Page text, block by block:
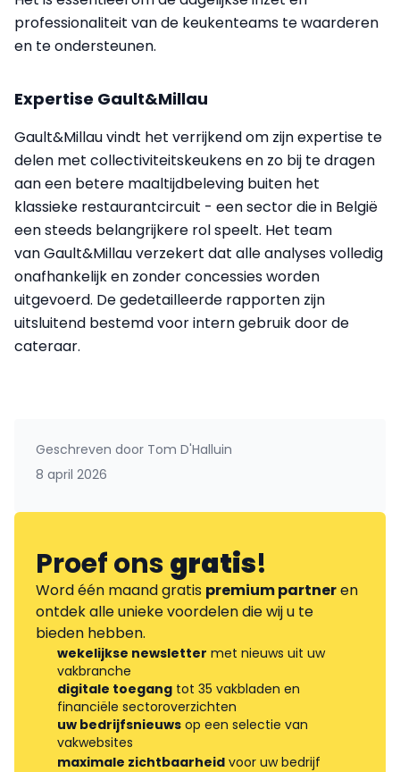
professionaliteit van de keukenteams te waarderen
en te ondersteunen.
Expertise Gault&Millau
Gault&Millau vindt het verrijkend om zijn expertise te
delen met collectiviteitskeukens en zo bij te dragen
aan een betere maaltijdbeleving buiten het
klassieke restaurantcircuit - een sector die in België
een steeds belangrijkere rol speelt. Het team
van Gault&Millau verzekert dat alle analyses volledig
onafhankelijk en zonder concessies worden
uitgevoerd. De gedetailleerde rapporten zijn
uitsluitend bestemd voor intern gebruik door de
cateraar.
Geschreven door Tom D'Halluin
8 april 2026
Proef onsgratis!
Word één maand gratis premium partneren
ontdek alle unieke voordelen die wij u te
bieden hebben.
wekelijkse newsletter met nieuws uit uw
vakbranche
digitale toegang tot 35 vakbladen en
financiële sectoroverzichten
uw bedrijfsnieuws op een selectie van
vakwebsites
maximale zichtbaarheid voor uw bedrijf